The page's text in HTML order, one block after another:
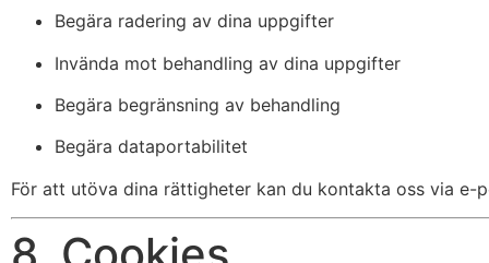
Begära radering av dina uppgifter
Invända mot behandling av dina uppgifter
Begära begränsning av behandling
Begära dataportabilitet
För att utöva dina rättigheter kan du kontakta oss via e-